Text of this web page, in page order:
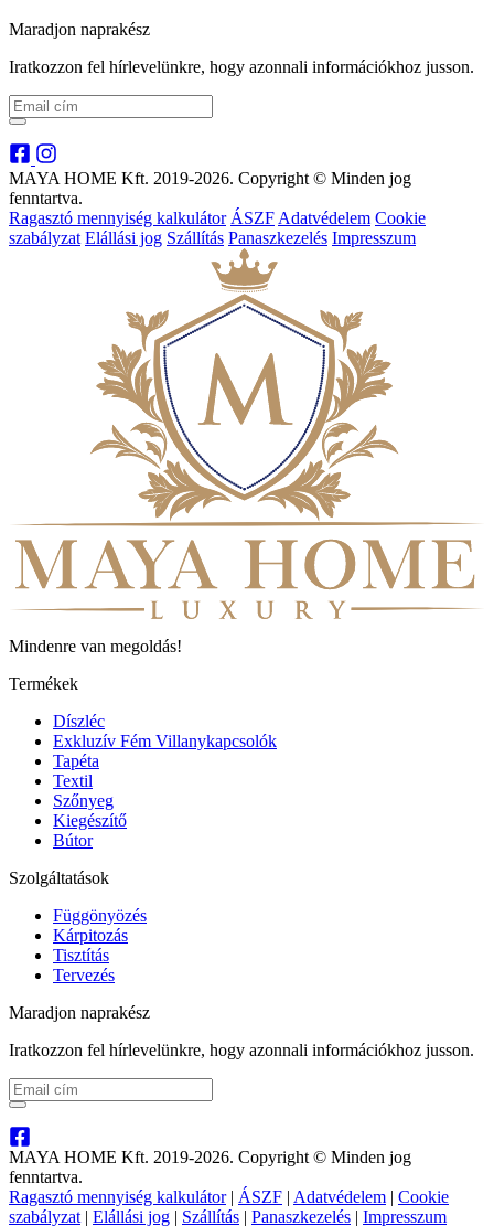
Maradjon naprakész
Iratkozzon fel hírlevelünkre, hogy azonnali információkhoz jusson.
MAYA HOME Kft. 2019-2026. Copyright © Minden jog
fenntartva.
Ragasztó mennyiség kalkulátor ÁSZF Adatvédelem Cookie
szabályzat Elállási jog Szállítás Panaszkezelés Impresszum
Mindenre van megoldás!
Termékek
Díszléc
Exkluzív Fém Villanykapcsolók
Tapéta
Textil
Szőnyeg
Kiegészítő
Bútor
Szolgáltatások
Függönyözés
Kárpitozás
Tisztítás
Tervezés
Maradjon naprakész
Iratkozzon fel hírlevelünkre, hogy azonnali információkhoz jusson.
MAYA HOME Kft. 2019-2026. Copyright © Minden jog
fenntartva.
Ragasztó mennyiség kalkulátor | ÁSZF | Adatvédelem | Cookie
szabályzat | Elállási jog | Szállítás | Panaszkezelés | Impresszum